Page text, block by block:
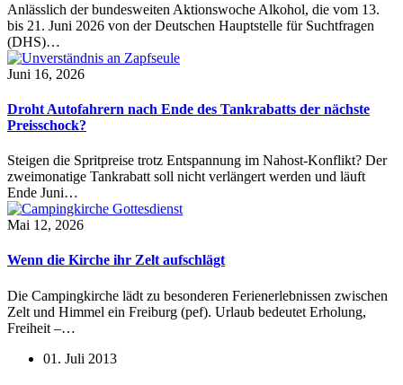
Anlässlich der bundesweiten Aktionswoche Alkohol, die vom 13.
bis 21. Juni 2026 von der Deutschen Hauptstelle für Suchtfragen
(DHS)…
Juni 16, 2026
Droht Autofahrern nach Ende des Tankrabatts der nächste
Preisschock?
Steigen die Spritpreise trotz Entspannung im Nahost-Konflikt? Der
zweimonatige Tankrabatt soll nicht verlängert werden und läuft
Ende Juni…
Mai 12, 2026
Wenn die Kirche ihr Zelt aufschlägt
Die Campingkirche lädt zu besonderen Ferienerlebnissen zwischen
Zelt und Himmel ein Freiburg (pef). Urlaub bedeutet Erholung,
Freiheit –…
01. Juli 2013